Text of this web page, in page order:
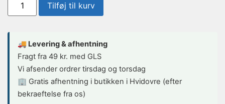
Tilføj til kurv
🚚 Levering & afhentning
Fragt fra 49 kr. med GLS
Vi afsender ordrer tirsdag og torsdag
🏢 Gratis afhentning i butikken i Hvidovre (efter
bekraeftelse fra os)